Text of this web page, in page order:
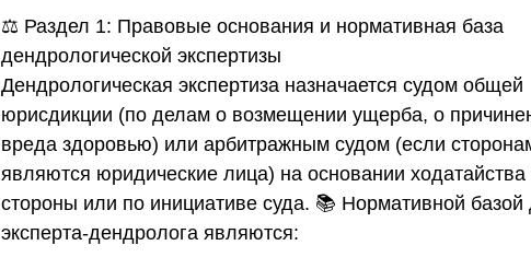
⚖️ Раздел 1: Правовые основания и нормативная база
дендрологической экспертизы
Дендрологическая экспертиза назначается судом общей
юрисдикции (по делам о возмещении ущерба, о
вреда здоровью) или арбитражным судом (если
являются юридические лица) на основании ходатайства
стороны или по инициативе суда. 📚 Нормативной базой
эксперта-дендролога являются: